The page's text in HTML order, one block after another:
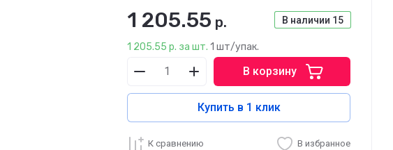
В наличии 15
1 205.55 р.
1 205.55 р. за шт. 1 шт/упак.
В корзину
Купить в 1 клик
К сравнению В избранное